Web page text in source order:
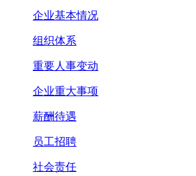
企业基本情况
组织体系
重要人事变动
企业重大事项
薪酬待遇
员工招聘
社会责任